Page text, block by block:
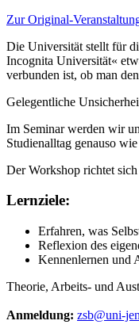
Zur Original-
Die Universität stellt für
Incognita Universität«
verbunden ist, ob man
Gelegentliche
Im Seminar werden wir
Studienalltag genauso
Der Workshop richtet
Lernziele:
Erfahren, was
Reflexion des
Kennenlernen und
Theorie, Arbeits- und
Anmeldung: zsb@uni-